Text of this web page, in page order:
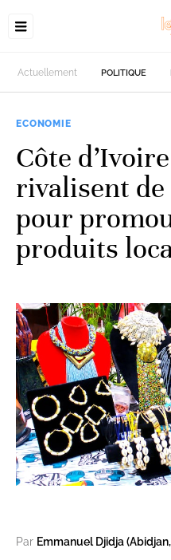
Actuellement POLITIQUE
ECONOMIE
Côte
rivalisent
pour
produits
Par Emmanuel Djidja